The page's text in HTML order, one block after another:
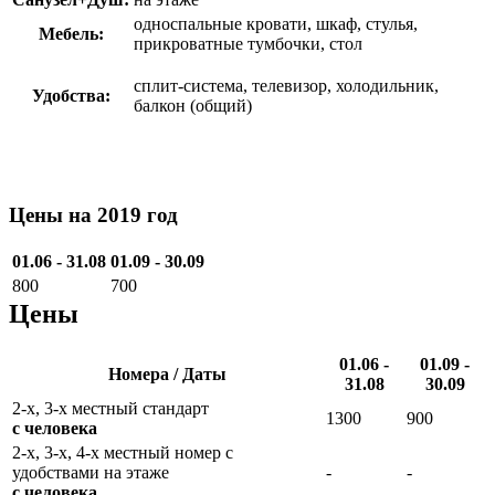
Мебель:
односпальные кровати, шкаф, стулья,
прикроватные тумбочки, стол
Удобства:
сплит-система, телевизор, холодильник,
балкон (общий)
Цены на 2019 год
01.06 - 31.08 01.09 - 30.09
800
700
Цены
Номера / Даты
01.06 -
31.08
01.09 -
30.09
2-х, 3-х местный стандарт
с человека
1300
900
2-х, 3-х, 4-х местный номер с
удобствами на этаже
- -